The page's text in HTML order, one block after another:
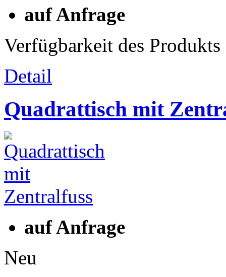
auf Anfrage
Verfügbarkeit des Produkts
Detail
Quadrattisch mit
auf Anfrage
Neu